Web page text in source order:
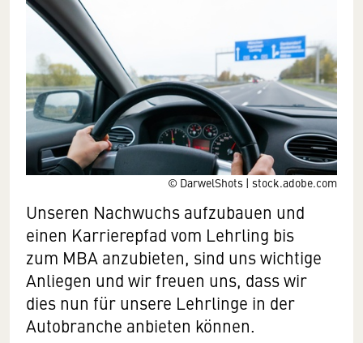
© DarwelShots | stock.adobe.com
Unseren Nachwuchs aufzubauen und
einen Karrierepfad vom Lehrling bis
zum MBA anzubieten, sind uns wichtige
Anliegen und wir freuen uns, dass wir
dies nun für unsere Lehrlinge in der
Autobranche anbieten können.